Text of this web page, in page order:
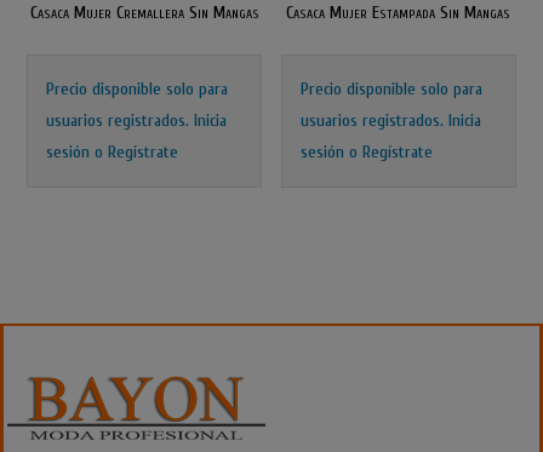
Casaca Mujer Cremallera Sin Mangas
Precio disponible solo para
usuarios registrados.Inicia
sesión o Regístrate
Casaca Mujer Estampada Sin Mangas
Precio disponible solo para
usuarios registrados.Inicia
sesión o Regístrate